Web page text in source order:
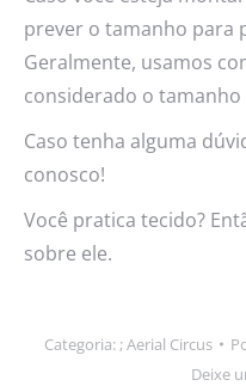
prever o tamanho para
Geralmente, usamos
considerado o
Caso tenha alguma
conosco!
Você pratica tecido?
sobre ele.
Categoria: ;Aerial Circus
Deixe